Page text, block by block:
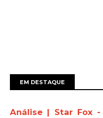
EM DESTAQUE
Análise | Star Fox -